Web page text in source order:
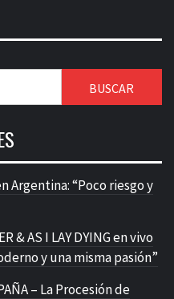
Argentina: “Poco riesgo y
& AS I LAY DYING en vivo
y una misma pasión”
– La Procesión de